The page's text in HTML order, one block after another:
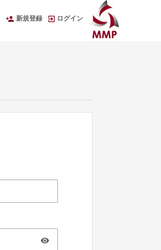
新規登録 ログイン